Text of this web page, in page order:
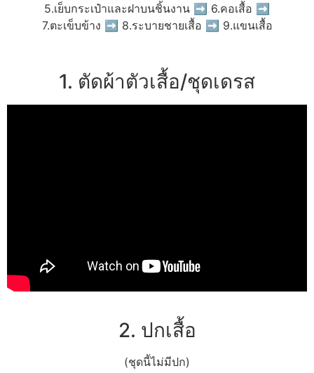
5.เย็บกระเป๋าและฝาบนชิ้นงาน ➡ 6.คอเสื้อ ➡
7.ตะเข็บข้าง ➡ 8.ระบายชายเสื้อ ➡ 9.แขนเสื้อ
1. ตัดผ้าตัวเสื้อ/ชุดเดรส
2. ปกเสื้อ
(ชุดนี้ไม่มีปก)